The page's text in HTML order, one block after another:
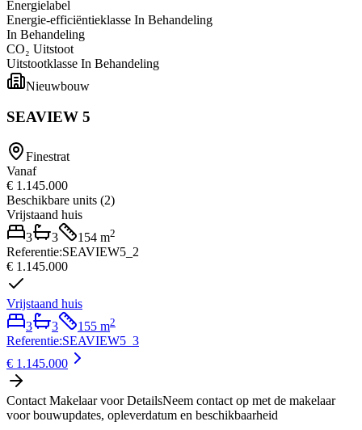
Energielabel
Energie-efficiëntieklasse In Behandeling
In Behandeling
CO₂ Uitstoot
Uitstootklasse In Behandeling
Nieuwbouw
SEAVIEW 5
Finestrat
Vanaf
€ 1.145.000
Beschikbare units (2)
Vrijstaand huis
3
3 154 m2
Referentie:SEAVIEW5_2
€ 1.145.000
Vrijstaand huis
3
3 155 m2
Referentie:SEAVIEW5_3
€ 1.145.000
Contact Makelaar voor DetailsNeem contact op met de makelaar
voor bouwupdates, opleverdatum en beschikbaarheid